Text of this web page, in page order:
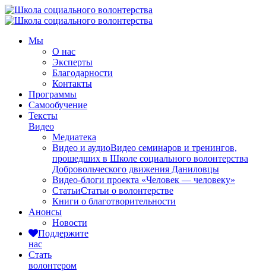
Мы
О нас
Эксперты
Благодарности
Контакты
Программы
Самообучение
Тексты
Видео
Медиатека
Видео и аудиоВидео семинаров и тренингов,
прошедших в Школе социального волонтерства
Добровольческого движения Даниловцы
Видео-блоги проекта «Человек — человеку»
СтатьиСтатьи о волонтерстве
Книги о благотворительности
Анонсы
Новости
Поддержите
нас
Стать
волонтером